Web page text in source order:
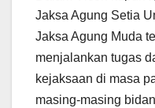
Jaksa Agung Setia
Jaksa Agung Muda
menjalankan tugas
kejaksaan di masa
masing-masing